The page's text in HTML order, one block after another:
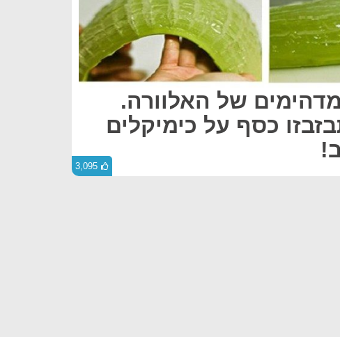
של האלוורה.
כסף על כימיקלים
3,095